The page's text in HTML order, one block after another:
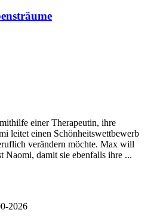
einer Therapeutin, ihre
leitet einen Schönheitswettbewerb
verändern möchte. Max will
Naomi, damit sie ebenfalls ihre ...
2026